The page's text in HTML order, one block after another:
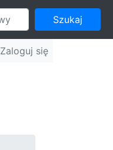
Szukaj
Zaloguj się